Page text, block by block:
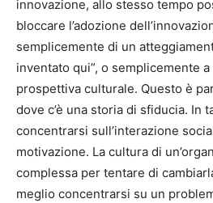
innovazione, allo stesso tempo
bloccare l’adozione
semplicemente di un
inventato qui”, o semplicemente
prospettiva culturale. Questo è
dove c’è una storia di sfiducia. In
concentrarsi sull’interazione
motivazione. La cultura di
complessa per tentare di
meglio concentrarsi su un